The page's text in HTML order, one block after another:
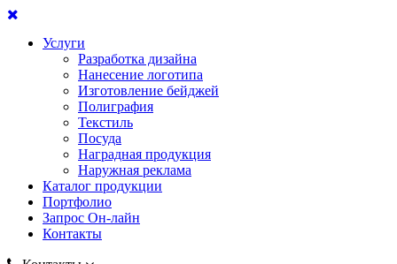
Услуги
Разработка дизайна
Нанесение логотипа
Изготовление бейджей
Полиграфия
Текстиль
Посуда
Наградная продукция
Наружная реклама
Каталог продукции
Портфолио
Запрос Он-лайн
Контакты